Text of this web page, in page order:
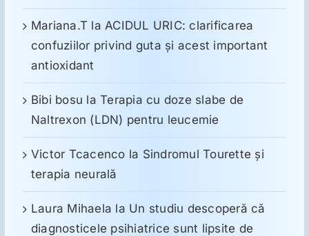
Mariana.T la ACIDUL URIC: clarificarea
confuziilor privind guta și acest important
antioxidant
Bibi bosu laTerapia cu doze slabe de
Naltrexon (LDN) pentru leucemie
Victor Tcacenco la Sindromul Tourette şi
terapia neurală
Laura Mihaela la Un studiu descoperă că
diagnosticele psihiatrice sunt lipsite de